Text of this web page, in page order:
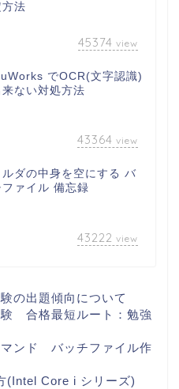
法
45374 view
でOCR(文字認識)
来ない対処方法
43364 view
ルダの中身を空にする バ
ファイル 備忘録
43222 view
の出題傾向について
合格最短ルート：勉強
ンド バッチファイル作
(Intel Core i シリーズ)